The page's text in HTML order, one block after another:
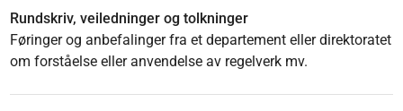
Rundskriv, veiledninger og tolkninger
Føringer og anbefalinger fra et departement eller direktoratet
om forståelse eller anvendelse av regelverk mv.